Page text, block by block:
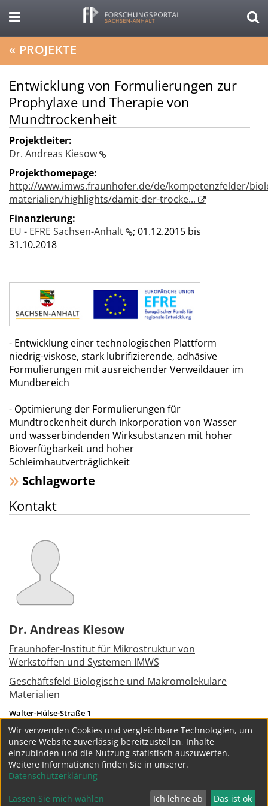
« PROJEKTE
Entwicklung von Formulierungen zur
Prophylaxe und Therapie von
Mundtrockenheit
Projektleiter:
Dr. Andreas Kiesow
Projekthomepage:
http://www.imws.fraunhofer.de/de/kompetenzfelder/
materialien/highlights/damit-der-trocke...
Finanzierung:
EU - EFRE Sachsen-Anhalt
; 01.12.2015 bis
31.10.2018
- Entwicklung einer technologischen Plattform
niedrig-viskose, stark lubrifizierende, adhäsive
Formulierungen mit ausreichender Verweildauer im
Mundbereich
- Optimierung der Formulierungen für
Mundtrockenheit durch Inkorporation von Wasser
und wasserbindenden Wirksubstanzen mit hoher
Bioverfügbarkeit und hoher
Schleimhautverträglichkeit
Schlagworte
Kontakt
Dr. Andreas Kiesow
Fraunhofer-Institut für Mikrostruktur von
Werkstoffen und Systemen IMWS
Geschäftsfeld Biologische und Makromolekulare
Materialien
Walter-Hülse-Straße 1
06120
Halle (Saale)
Tel.:
+49 345 5589118
andreas.kiesow(at)imws.fraunhofer.de
weitere Projekte
Wir verwenden Cookies und vergleichbare Technologien, um
unsere Website zuverlässig bereitzustellen, Inhalte
einzubinden und die Nutzung statistisch auszuwerten.
Weitere Informationen finden Sie in unserer.
Datenschutzerklärung
Lassen Sie mich wählen Ich lehne ab Das ist ok